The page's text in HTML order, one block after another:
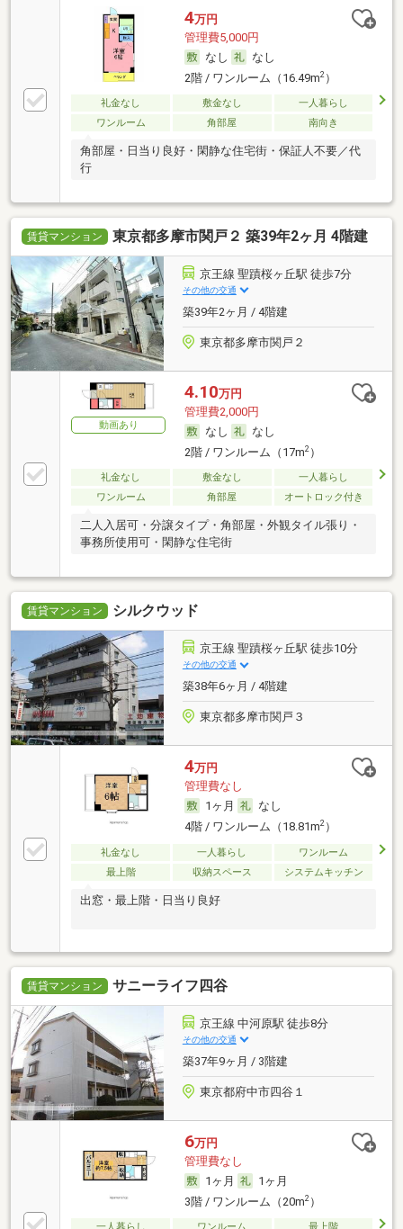
4万円
管理費5,000円
なし
なし
2階 / ワンルーム（16.49m2）
礼金なし 敷金なし
一人暮らし
ワンルーム
角部屋 南向き
角部屋・日当り良好・閑静な住宅街・保証人不要／代
行
賃貸マンション 東京都多摩市関戸２ 築39年2ヶ月 4階建
京王線 聖蹟桜ヶ丘駅 徒歩7分
その他の交通
築39年2ヶ月 / 4階建
東京都多摩市関戸２
動画あり
4.10万円
管理費2,000円
なし
なし
2階 / ワンルーム（17m2）
礼金なし 敷金なし
一人暮らし
ワンルーム
角部屋 オートロック付き
二人入居可・分譲タイプ・角部屋・外観タイル張り・
事務所使用可・閑静な住宅街
賃貸マンション シルクウッド
京王線 聖蹟桜ヶ丘駅 徒歩10分
その他の交通
築38年6ヶ月 / 4階建
東京都多摩市関戸３
4万円
管理費なし
1ヶ月
なし
4階 / ワンルーム（18.81m2）
礼金なし 一人暮らし
ワンルーム
最上階
収納スペース システムキッチン
出窓・最上階・日当り良好
賃貸マンション サニーライフ四谷
京王線 中河原駅 徒歩8分
その他の交通
築37年9ヶ月 / 3階建
東京都府中市四谷１
6万円
管理費なし
1ヶ月
1ヶ月
3階 / ワンルーム（20m2）